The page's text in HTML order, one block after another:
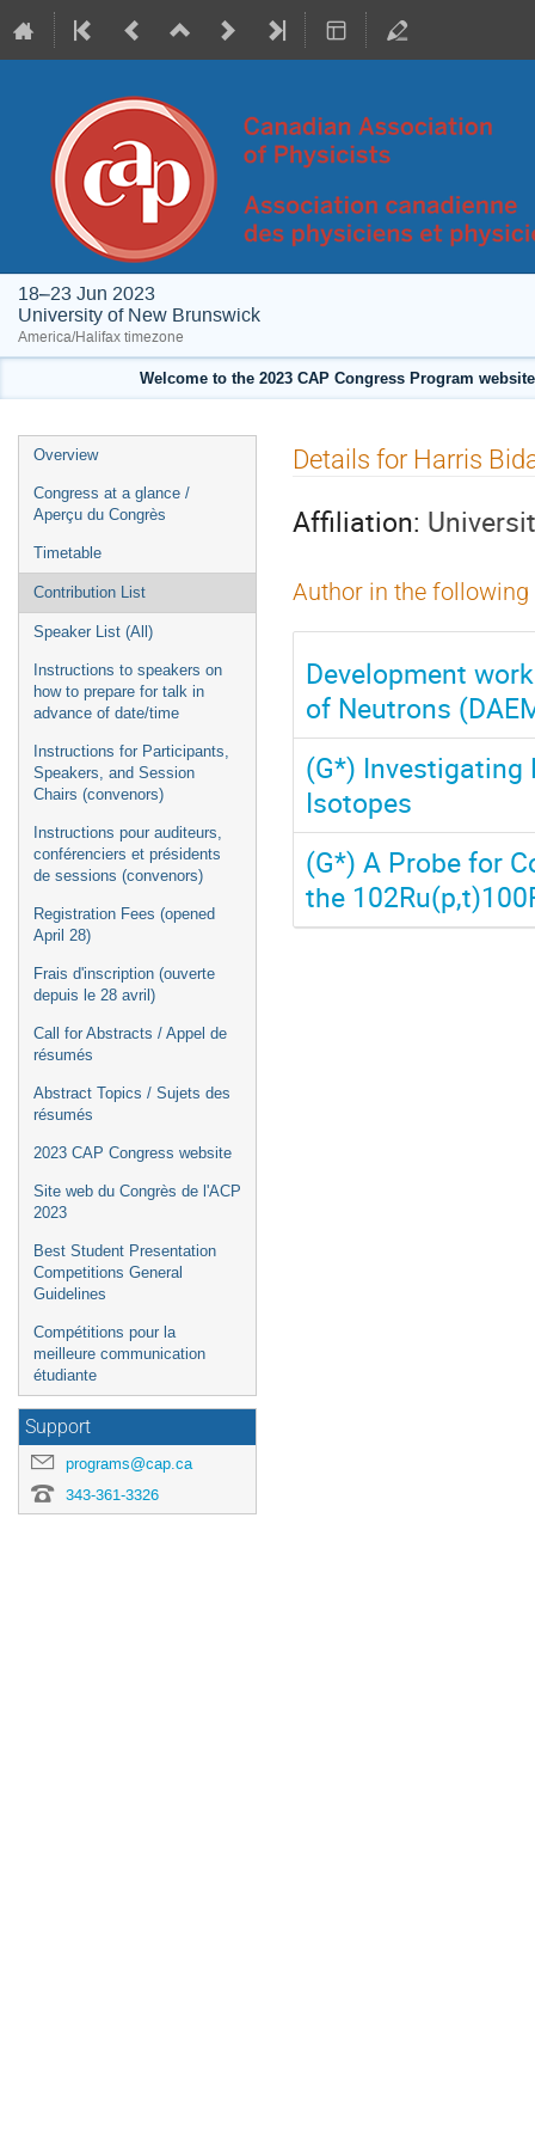
18–23 Jun 2023
University of New Brunswick
America/Halifax timezone
Welcome to the 2023 CAP Congress Program
Event
menu
Overview
Congress at a glance /
Aperçu du Congrès
Timetable
Contribution List
Speaker List (All)
Instructions to speakers on
how to prepare for talk in
advance of date/time
Instructions for Participants,
Speakers, and Session
Chairs (convenors)
Instructions pour auditeurs,
conférenciers et présidents
de sessions (convenors)
Registration Fees (opened
April 28)
Frais d'inscription (ouverte
depuis le 28 avril)
Call for Abstracts / Appel de
résumés
Abstract Topics / Sujets des
résumés
2023 CAP Congress website
Site web du Congrès de l'ACP
2023
Best Student Presentation
Competitions General
Guidelines
Compétitions pour la
meilleure communication
étudiante
Support
programs@cap.ca
343-361-3326
Details for Harris
Affiliation:
Author in the
Development
of Neutrons
(G*) Investigating
Isotopes
(G*) A Probe for
the